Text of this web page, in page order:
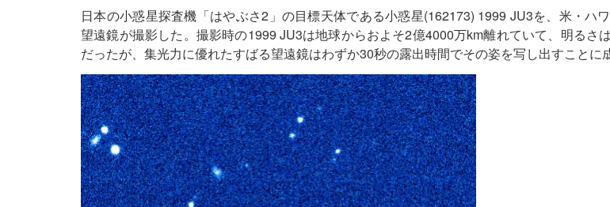
日本の小惑星探査機「はやぶさ2」の目標天体である小惑星(162173) 1999 JU3を、米・ハ
望遠鏡が撮影した。撮影時の1999 JU3は地球からおよそ2億4000万km離れていて、明るさ
だったが、集光力に優れたすばる望遠鏡はわずか30秒の露出時間でその姿を写し出すことに